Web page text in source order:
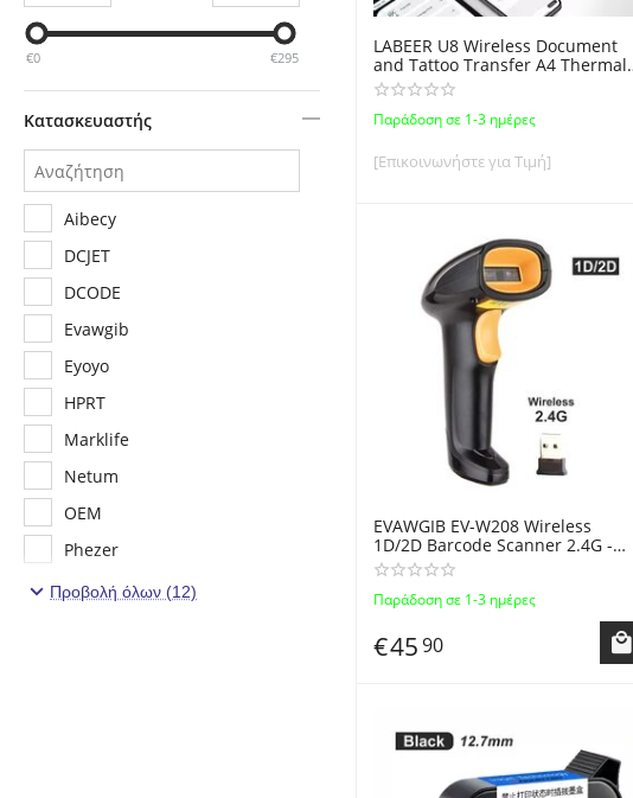
LABEER U8 Wireless Document
and Tattoo Transfer A4 Thermal
Printer with Bluetooth Black -
Ασύρματος Θερμικός Εκτυπωτής
πλάτους A4 (210mm) Μαύρος
Παράδοση σε 1-3 ημέρες
[Επικοινωνήστε για Τιμή]
EVAWGIB EV-W208 Wireless
1D/2D Barcode Scanner 2.4G -
Ασύρματος Αναγνώστης Barcode
2D
Παράδοση σε 1-3 ημέρες
€4590
€0 €295
Κατασκευαστής
Aibecy
DCJET
DCODE
Evawgib
Eyoyo
HPRT
Marklife
Netum
OEM
Phezer
XPRINTER
Προβολή όλων (12)